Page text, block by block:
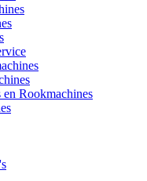
Rookmachines